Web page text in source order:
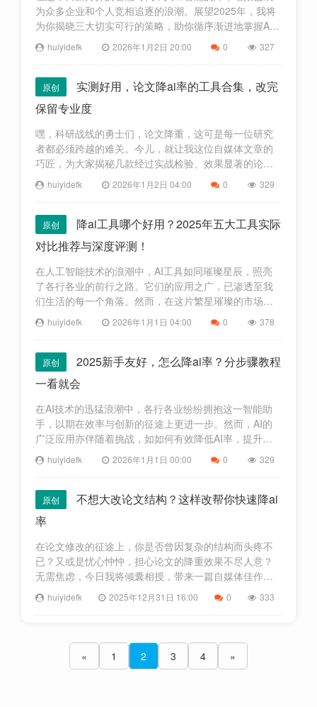
为众多企业和个人竞相追逐的浪潮。展望2025年，我将
为你揭晓三大切实可行的策略，助你循序渐进地掌握AI
降本之道，从而显著提升工作效率和市场竞争优势。以
下是详细步骤与实操指南，为你指引方向：——在AI技
huiyidefk 2026年1月2日 20:00 0 327
原创
实测好用，论文降ai率的工具合集，改完
保留专业度
嘿，科研战线的勇士们，论文降重，这可是每一位研究
者都必须跨越的难关。今儿，就让我这位自媒体文章的
巧匠，为大家揭秘几款经过实战检验、效果显著的论文
降重利器。让您的论文在保持专业风范的同时，也能轻
松驾驭检测关，不妨跟随我的步伐，一探究竟！一、
huiyidefk 2026年1月2日 04:00 0 329
原创
降ai工具哪个好用？2025年五大工具实际
对比推荐与深度评测！
在人工智能技术的浪潮中，AI工具如同璀璨星辰，照亮
了各行各业的前行之路。它们的应用之广，已渗透至我
们生活的每一个角落。然而，在这片繁星璀璨的市场
中，如何挑选出那一颗最适合自己心动的AI明珠呢？今
日本篇，将为各位带来一场关于2025年度五大AI工具的
huiyidefk 2026年1月1日 04:00 0 378
原创
2025新手友好，怎么降ai率？分步骤教程
一看就会
在AI技术的迅猛浪潮中，各行各业纷纷拥抱这一智能助
手，以期在效率与创新的征途上更进一步。然而，AI的
广泛应用亦伴随着挑战，如如何有效降低AI率，提升工
作效率，成为了亟待解决的难题。今日，自媒体文章设
计专家将倾囊相授，为您带来一份新手必读的教程，助
huiyidefk 2026年1月1日 00:00 0 329
原创
不想大改论文结构？这样改帮你快速降ai
率
在论文修改的征途上，你是否曾因复杂的结构而头疼不
已？又或是忧心忡忡，担心论文的降重效果不尽人意？
无需焦虑，今日我将倾囊相授，带来一篇自媒体佳作，
其中蕴藏着几个简便高效的技巧。它们将助你一臂之
力，迅速降低论文的AI检测率，让论文的结构犹如凤凰
huiyidefk 2025年12月31日 16:00 0 333
« 1 2 3 4 »